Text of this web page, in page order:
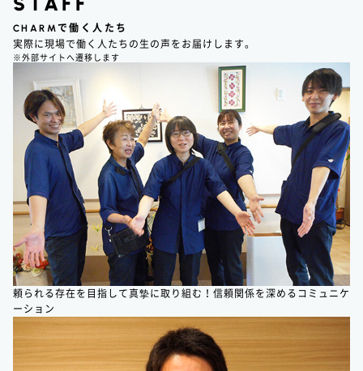
CHARM で働く人たち
実際に現場で働く人たちの生の声をお届けします。
※外部サイトへ遷移します
頼られる存在を目指して真摯に取り組む！信頼関係を深めるコミュニケ
ーション